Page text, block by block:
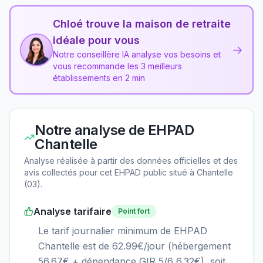
Chloé trouve la maison de retraite
idéale pour vous
Notre conseillère IA analyse vos besoins et
vous recommande les 3 meilleurs
établissements en 2 min
→
Notre analyse de EHPAD
Chantelle
Analyse réalisée à partir des données officielles et des
avis collectés pour cet EHPAD public situé à Chantelle
(03).
Analyse tarifaire Point fort
Le tarif journalier minimum de EHPAD
Chantelle est de 62.99€/jour (hébergement